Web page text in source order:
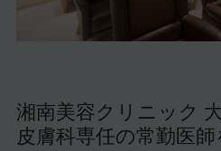
よくあるご質問
湘南美容クリニック
皮膚科専任の常勤医